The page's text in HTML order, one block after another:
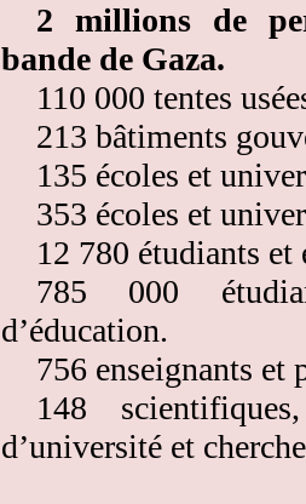
2 millions de
bande de Gaza.
110 000 tentes
213 bâtiments
135 écoles et
353 écoles et
12 780 étudiants
785 000
d’éducation.
756 enseignants et
148
d’université et